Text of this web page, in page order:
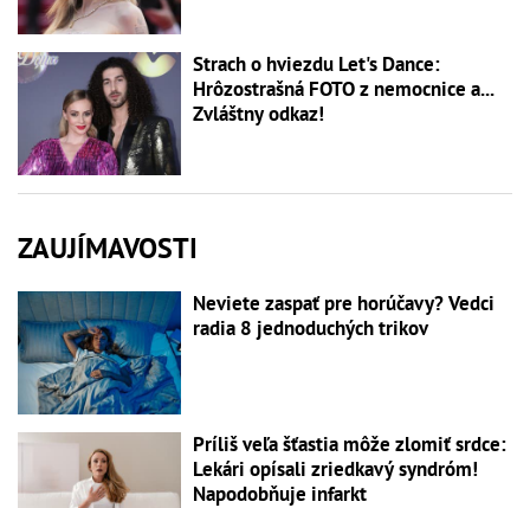
Strach o hviezdu Let's Dance:
Hrôzostrašná FOTO z nemocnice a...
Zvláštny odkaz!
ZAUJÍMAVOSTI
Neviete zaspať pre horúčavy? Vedci
radia 8 jednoduchých trikov
Príliš veľa šťastia môže zlomiť srdce:
Lekári opísali zriedkavý syndróm!
Napodobňuje infarkt